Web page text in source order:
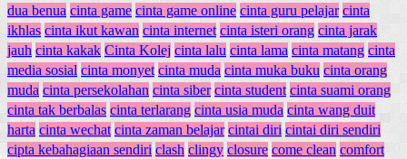
dua benua cinta game cinta game online cinta guru pelajar cinta
ikhlas cinta ikut kawan cinta internet cinta isteri orang cinta jarak
jauh cinta kakak Cinta Kolej cinta lalu cinta lama cinta matang cinta
media sosial cinta monyet cinta muda cinta muka buku cinta orang
muda cinta persekolahan cinta siber cinta student cinta suami orang
cinta tak berbalas cinta terlarang cinta usia muda cinta wang duit
harta cinta wechat cinta zaman belajar cintai diri cintai diri sendiri
cipta kebahagiaan sendiri clash clingy closure come clean comfort